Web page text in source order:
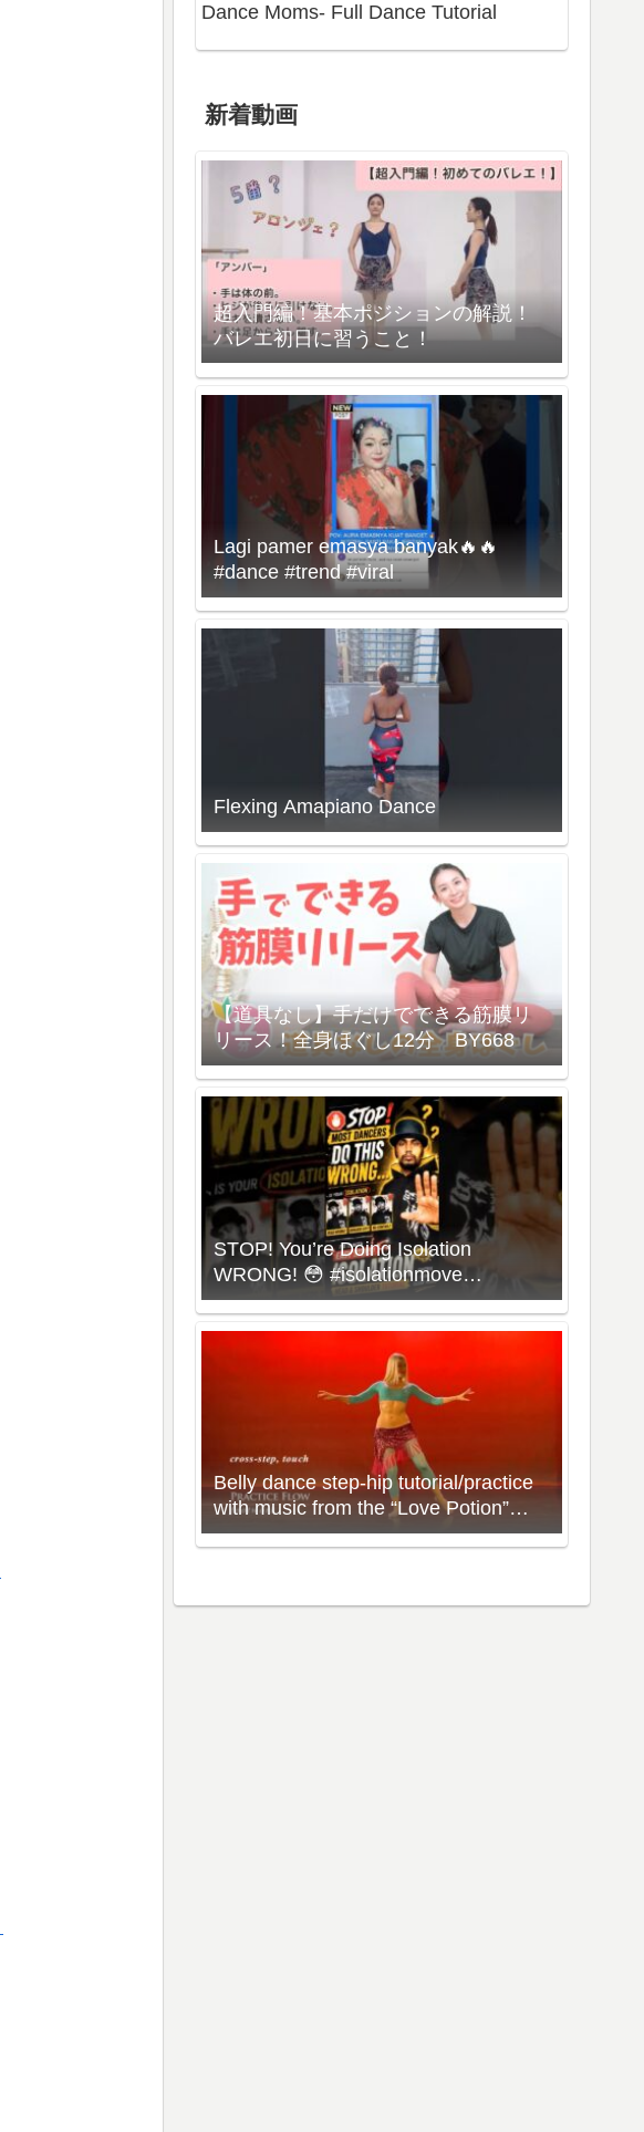
Dance Moms- Full Dance Tutorial
新着動画
超入門編！基本ポジションの解説！
バレエ初日に習うこと！
Lagi pamer emasya banyak🔥🔥
#dance #trend #viral
Flexing Amapiano Dance
【道具なし】手だけでできる筋膜リ
リース！全身ほぐし12分 BY668
STOP! You’re Doing Isolation
WRONG! 😳 #isolationmove
#animationdance #poppingdance
Belly dance step-hip tutorial/practice
with music from the “Love Potion”
Workout with Neon